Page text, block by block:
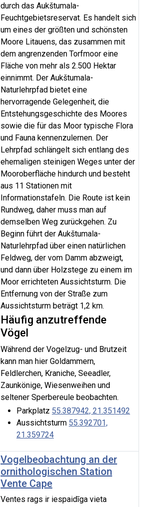
durch das Aukštumala-
Feuchtgebietsreservat. Es handelt sich
um eines der größten und schönsten
Moore Litauens, das zusammen mit
dem angrenzenden Torfmoor eine
Fläche von mehr als 2.500 Hektar
einnimmt. Der Aukštumala-
Naturlehrpfad bietet eine
hervorragende Gelegenheit, die
Entstehungsgeschichte des Moores
sowie die für das Moor typische Flora
und Fauna kennenzulernen. Der
Lehrpfad schlängelt sich entlang des
ehemaligen steinigen Weges unter der
Mooroberfläche hindurch und besteht
aus 11 Stationen mit
Informationstafeln. Die Route ist kein
Rundweg, daher muss man auf
demselben Weg zurückgehen. Zu
Beginn führt der Aukštumala-
Naturlehrpfad über einen natürlichen
Feldweg, der vom Damm abzweigt,
und dann über Holzstege zu einem im
Moor errichteten Aussichtsturm. Die
Entfernung von der Straße zum
Aussichtsturm beträgt 1,2 km.
Häufig anzutreffende
Vögel
Während der Vogelzug- und Brutzeit
kann man hier Goldammern,
Feldlerchen, Kraniche, Seeadler,
Zaunkönige, Wiesenweihen und
seltener Sperbereule beobachten.
Parkplatz 55.387942, 21.351492
Aussichtsturm 55.392701,
21.359724
Vogelbeobachtung an der
ornithologischen Station
Vente Cape
Ventes rags ir iespaidīga vieta